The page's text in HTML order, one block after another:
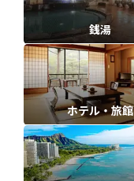
銭湯
ホテル・旅館